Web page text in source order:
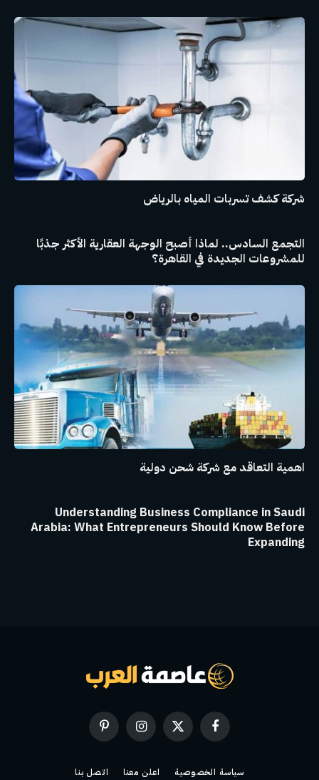
شركة كشف تسربات المياه بالرياض
التجمع السادس.. لماذا أصبح الوجهة العقارية الأكثر جذبًا
للمشروعات الجديدة في القاهرة؟
اهمية التعاقد مع شركة شحن دولية
Understanding Business Compliance in Saudi
Arabia: What Entrepreneurs Should Know Before
Expanding
فيسبوك
X
(Twitter)
الانستغرامبينتيريست
سياسة الخصوصية اعلن معنا اتصل بنا